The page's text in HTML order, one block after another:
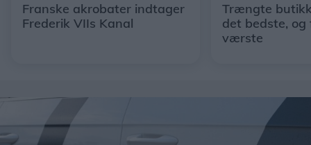
Franske akrobater indtager
Frederik VIIs Kanal
Trængte
det bedste,
værste